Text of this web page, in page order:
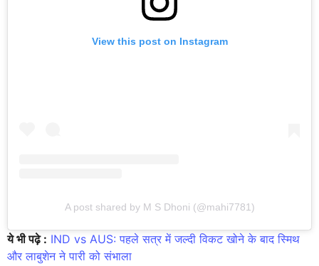
View this post on Instagram
A post shared by M S Dhoni (@mahi7781)
ये भी पढ़े : IND vs AUS: पहले सत्र में जल्दी विकट खोने के बाद स्मिथ
और लाबुशेन ने पारी को संभाला